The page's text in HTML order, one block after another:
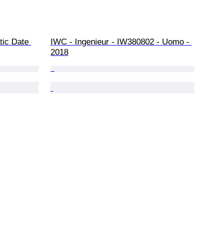
Date
IWC - Ingenieur - IW380802 - Uomo -
2018